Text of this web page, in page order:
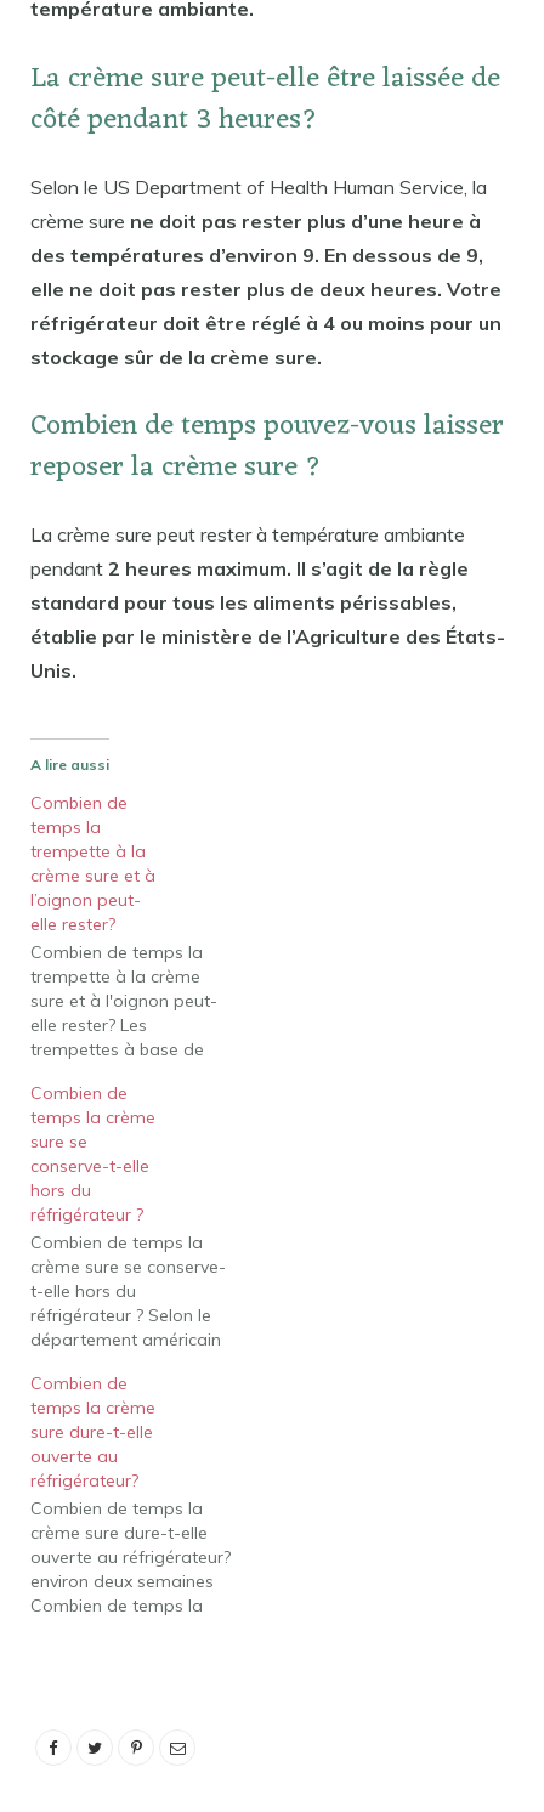
température ambiante.
La crème sure peut-elle être laissée de
côté pendant 3 heures?
Selon le US Department of Health Human Service, la
crème sure ne doit pas rester plus d’une heure à
des températures d’environ 9. En dessous de 9,
elle ne doit pas rester plus de deux heures. Votre
réfrigérateur doit être réglé à 4 ou moins pour un
stockage sûr de la crème sure.
Combien de temps pouvez-vous laisser
reposer la crème sure ?
La crème sure peut rester à température ambiante
pendant 2 heures maximum. Il s’agit de la règle
standard pour tous les aliments périssables,
établie par le ministère de l’Agriculture des États-
Unis.
A lire aussi
Combien de
temps la
trempette à la
crème sure et à
l’oignon peut-
elle rester?
Combien de temps la
trempette à la crème
sure et à l'oignon peut-
elle rester? Les
trempettes à base de
l'oignon français doivent
être réfrigérées après
avoir été ouvertes. Une
fois que vous avez
ouvert une trempette à
la crème sure achetée en
magasin, le temps est
compté.…
Combien de
temps la crème
sure se
conserve-t-elle
hors du
réfrigérateur ?
Combien de temps la
crème sure se conserve-
t-elle hors du
réfrigérateur ? Selon le
département américain
Service, la crème sure ne
doit pas rester plus d'une
heure à des
températures d'environ
90. En dessous de 90, elle
ne doit pas rester plus de
deux heures. Votre…
Combien de
temps la crème
sure dure-t-elle
ouverte au
réfrigérateur?
Combien de temps la
crème sure dure-t-elle
ouverte au réfrigérateur?
environ deux semaines
Combien de temps la
dans nos tasses, il doit